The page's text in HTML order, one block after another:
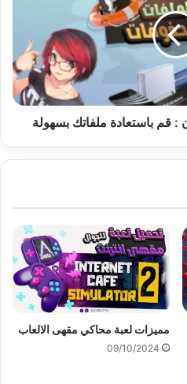
: قم باستعادة ملفاتك بسهولة
مميزات لعبة محاكي مقهى الالعاب
09/10/2024